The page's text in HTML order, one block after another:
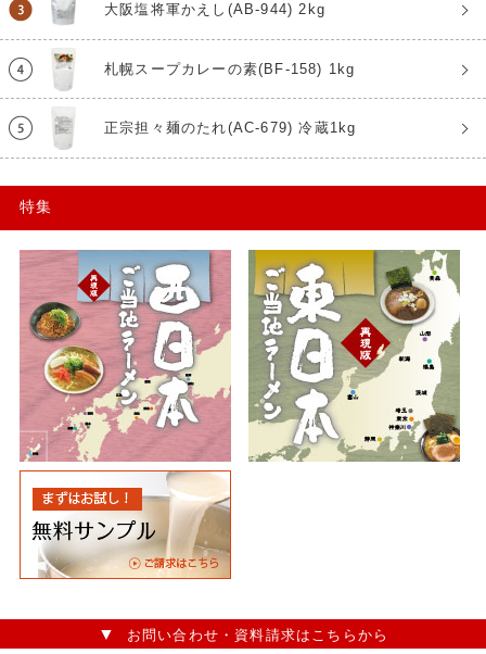
大阪塩将軍かえし(AB-944) 2kg
札幌スープカレーの素(BF-158) 1kg
正宗担々麺のたれ(AC-679) 冷蔵1kg
特集
お問い合わせ・資料請求はこちらから